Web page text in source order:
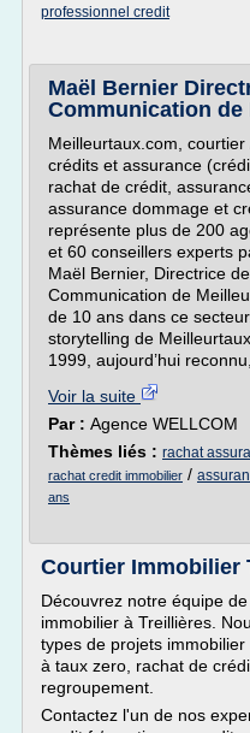
professionnel credit
Maël Bernier
Communication de
Meilleurtaux.com,
crédits et assurance
rachat de crédit,
assurance dommage et
représente plus de 200
et 60 conseillers experts
Maël Bernier, Directrice
Communication de
de 10 ans dans ce
storytelling de
1999, aujourd’hui
Voir la suite
Par : Agence WELLCOM
Thèmes liés : rachat
rachat credit immobilier /
ans
Courtier Immobilier
Découvrez notre équipe
immobilier à Treillières.
types de projets
à taux zero, rachat de
regroupement.
Contactez l'un de nos